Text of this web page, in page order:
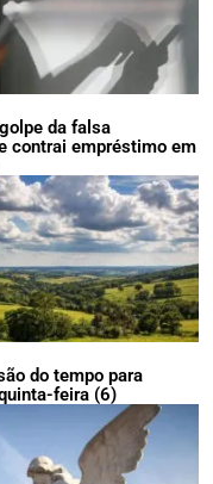
da falsa
contrai empréstimo em
do tempo para
feira (6)